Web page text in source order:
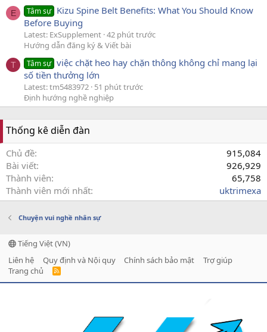
E Tâm sự Kizu Spine Belt Benefits: What You Should Know
Before Buying
Latest: ExSupplement 42 phút trước
Hướng dẫn đăng ký & Viết bài
T Tâm sự việc chặt heo hay chặn thông không chỉ mang lại
số tiền thưởng lớn
Latest: tm5483972 51 phút trước
Định hướng nghề nghiệp
Thống kê diễn đàn
Chủ đề
915,084
Bài viết
926,929
Thành viên
65,758
Thành viên mới nhất
uktrimexa
Chuyện vui nghề nhân sự
Tiếng Việt (VN)
Liên hệ
Quy định và Nội quy Chính sách bảo mật
Trợ giúp
Trang chủ
R